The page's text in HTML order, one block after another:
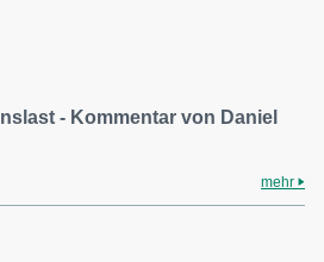
- Kommentar von Daniel
mehr